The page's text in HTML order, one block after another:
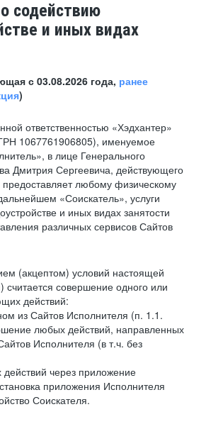
содействию
и иных видах
с 03.08.2026 года, ранее
)
ответственностью «Хэдхантер»
1067761906805), именуемое
в лице Генерального
Дмитрия Сергеевича, действующего
предоставляет любому физическому
«Соискатель», услуги
и иных видах занятости
различных сервисов Сайтов
(акцептом) условий настоящей
совершение одного или
действий:
из Сайтов Исполнителя (п. 1.1.
любых действий, направленных
Исполнителя (в т.ч. без
через приложение
приложения Исполнителя
Соискателя.